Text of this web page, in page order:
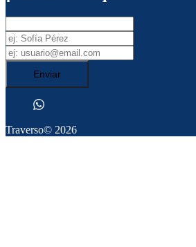
Enviar
Traverso© 2026